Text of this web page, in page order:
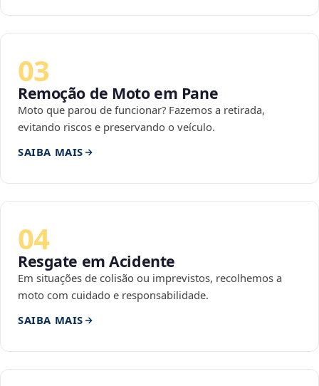
03
Remoção de Moto em Pane
Moto que parou de funcionar? Fazemos a retirada,
evitando riscos e preservando o veículo.
SAIBA MAIS
04
Resgate em Acidente
Em situações de colisão ou imprevistos, recolhemos a
moto com cuidado e responsabilidade.
SAIBA MAIS